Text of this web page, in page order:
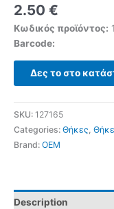
2.50 €
Κωδικός προϊόντος:
Barcode:
Δες το στο
SKU: 127165
Categories: Θήκες
Brand: OEM
Description